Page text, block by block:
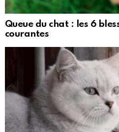
Queue du chat : les 6
courantes